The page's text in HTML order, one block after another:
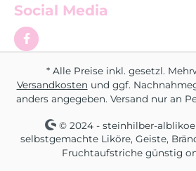
Social Media
* Alle Preise inkl. gesetzl.
Versandkosten und ggf.
anders angegeben. Versand nur an
© 2024 - steinhilber-
selbstgemachte Liköre, Geiste,
Fruchtaufstriche günstig